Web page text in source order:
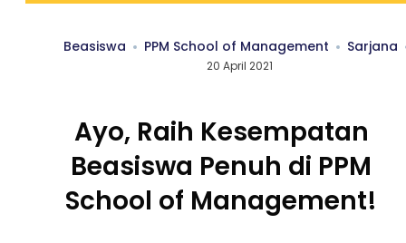
Beasiswa PPM School of Management Sarjana
20 April 2021
Ayo, Raih Kesempatan
Beasiswa Penuh di PPM
School of Management!